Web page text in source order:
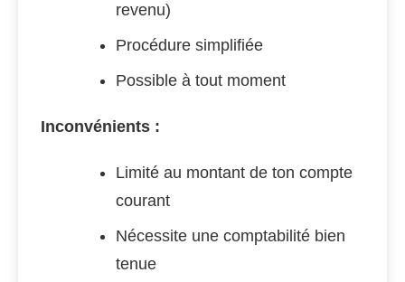
revenu)
Procédure simplifiée
Possible à tout moment
Inconvénients :
Limité au montant de ton compte
courant
Nécessite une comptabilité bien
tenue